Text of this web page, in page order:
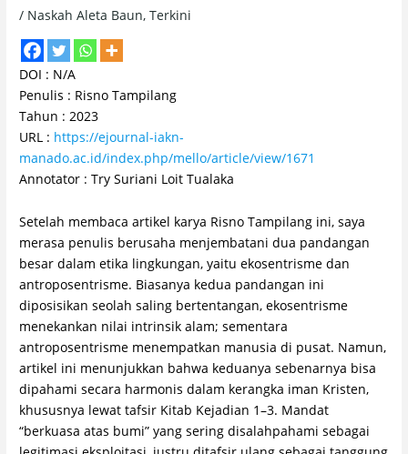
/ Naskah Aleta Baun,Terkini
DOI : N/A
Penulis : Risno Tampilang
Tahun : 2023
URL : https://ejournal-iakn-
manado.ac.id/index.php/mello/article/view/1671
Annotator : Try Suriani Loit Tualaka
Setelah membaca artikel karya Risno Tampilang ini, saya
merasa penulis berusaha menjembatani dua pandangan
besar dalam etika lingkungan, yaitu ekosentrisme dan
antroposentrisme. Biasanya kedua pandangan ini
diposisikan seolah saling bertentangan, ekosentrisme
menekankan nilai intrinsik alam; sementara
antroposentrisme menempatkan manusia di pusat. Namun,
artikel ini menunjukkan bahwa keduanya sebenarnya bisa
dipahami secara harmonis dalam kerangka iman Kristen,
khususnya lewat tafsir Kitab Kejadian 1–3. Mandat
“berkuasa atas bumi” yang sering disalahpahami sebagai